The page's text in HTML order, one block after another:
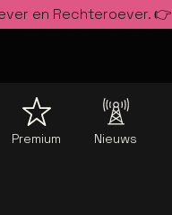
en Rechteroever. 👉
Premium Nieuws